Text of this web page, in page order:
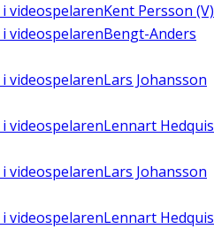
i videospelarenKent Persson (V)
i videospelarenBengt-Anders
i videospelarenLars Johansson
i videospelarenLennart
i videospelarenLars Johansson
i videospelarenLennart